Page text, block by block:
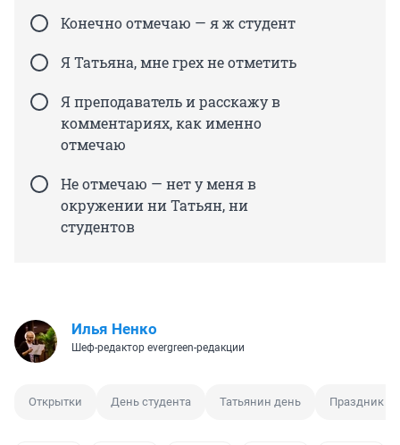
Конечно отмечаю — я ж студент
Я Татьяна, мне грех не отметить
Я преподаватель и расскажу в
комментариях, как именно
отмечаю
Не отмечаю — нет у меня в
окружении ни Татьян, ни
студентов
Илья Ненко
Шеф-редактор evergreen-редакции
Открытки День студента Татьянин день Праздник